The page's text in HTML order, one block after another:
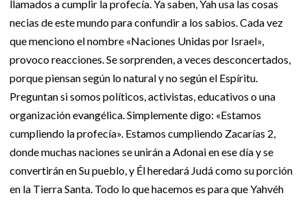
llamados a cumplir la profecía. Ya saben, Yah usa las cosas
necias de este mundo para confundir a los sabios. Cada vez
que menciono el nombre «Naciones Unidas por Israel»,
provoco reacciones. Se sorprenden, a veces desconcertados,
porque piensan según lo natural y no según el Espíritu.
Preguntan si somos políticos, activistas, educativos o una
organización evangélica. Simplemente digo: «Estamos
cumpliendo la profecía». Estamos cumpliendo Zacarías 2,
donde muchas naciones se unirán a Adonai en ese día y se
convertirán en Su pueblo, y Él heredará Judá como su porción
en la Tierra Santa. Todo lo que hacemos es para que Yahvéh